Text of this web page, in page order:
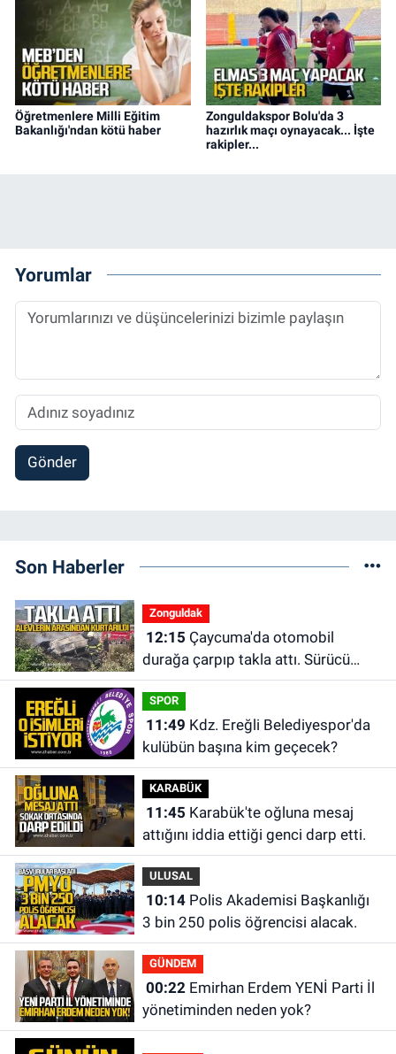
Öğretmenlere Milli Eğitim
Bakanlığı'ndan kötü haber
Zonguldakspor Bolu'da 3
hazırlık maçı oynayacak... İşte
rakipler...
Yorumlar
Gönder
Son Haberler
Zonguldak
12:15
durağa çarpıp takla attı. Sürücü
alevlerin arasından kurtarıldı.
SPOR
11:49
kulübün başına kim geçecek?
KARABÜK
11:45
attığını iddia ettiği genci darp etti.
ULUSAL
10:14Polis Akademisi Başkanlığı
3 bin 250 polis öğrencisi alacak.
GÜNDEM
00:22Emirhan Erdem YENİ Parti İl
yönetiminden neden yok?